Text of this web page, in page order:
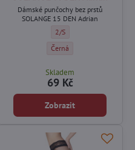
20 DEN Lores - Velikost:
20 DEN Lores - Velikost:
TROCADERO 20 DEN Lores - Velikost:
punčochy TROCADERO 20 DEN Lores -
20 DEN Lores - Barva:
20 DEN Lores - Barva:
TROCADERO 20 DEN Lores - Barva:
punčochy TROCADERO 20 DEN Lores
tělová
Dámské punčochy bez prstů
SOLANGE 15 DEN Adrian
Dámské punčochy bez
2/S
Dámské punčochy bez
Černá
Skladem
69 Kč
Zobrazit